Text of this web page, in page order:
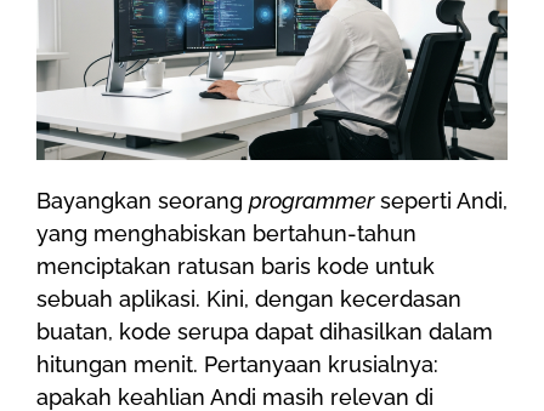
Bayangkan seorang programmerseperti Andi,
yang menghabiskan bertahun-tahun
menciptakan ratusan baris kode untuk
sebuah aplikasi. Kini, dengan kecerdasan
buatan, kode serupa dapat dihasilkan dalam
hitungan menit. Pertanyaan krusialnya:
apakah keahlian Andi masih relevan di